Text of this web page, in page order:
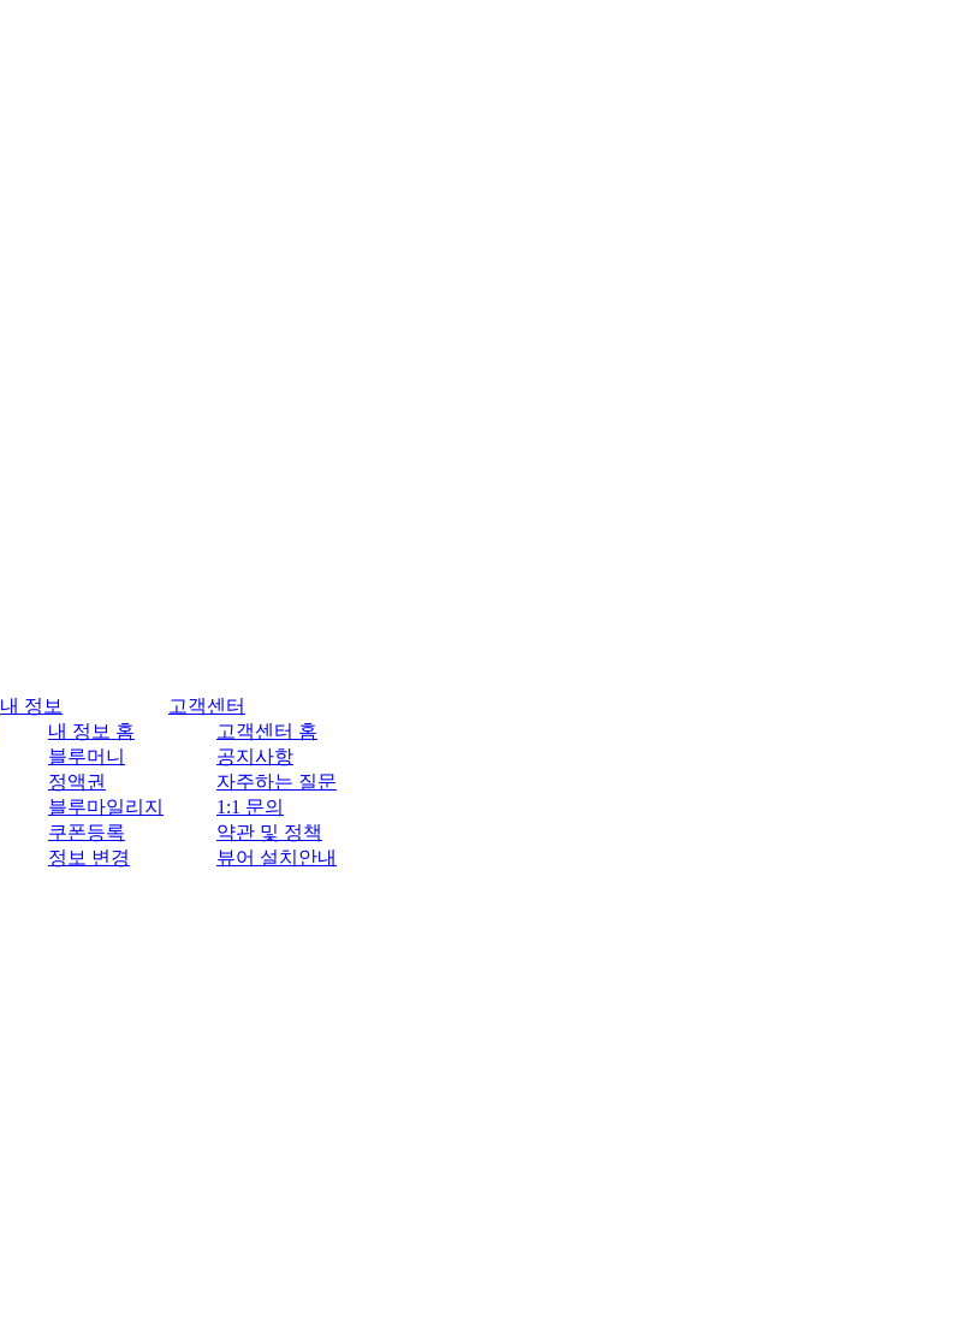
내 정보
내 정보 홈
블루머니
정액권
블루마일리지
쿠폰등록
정보 변경
고객센터
고객센터 홈
공지사항
자주하는 질문
1:1 문의
약관 및 정책
뷰어 설치안내